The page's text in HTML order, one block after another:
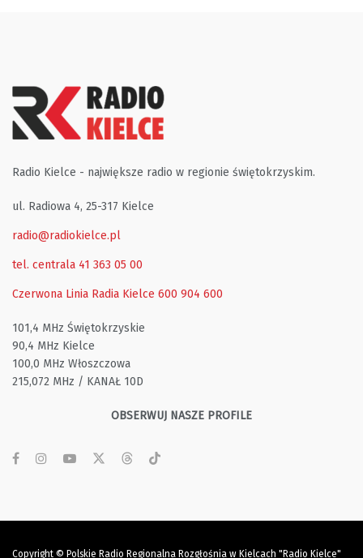
Radio Kielce - największe radio w regionie świętokrzyskim.
ul. Radiowa 4, 25-317 Kielce
radio@radiokielce.pl
tel. centrala 41 363 05 00
Czerwona Linia Radia Kielce 600 904 600
101,4 MHz Świętokrzyskie
90,4 MHz Kielce
100,0 MHz Włoszczowa
215,072 MHz / KANAŁ 10D
OBSERWUJ NASZE PROFILE
Copyright © Polskie Radio Regionalna Rozgłośnia w Kielcach "Radio Kielce"